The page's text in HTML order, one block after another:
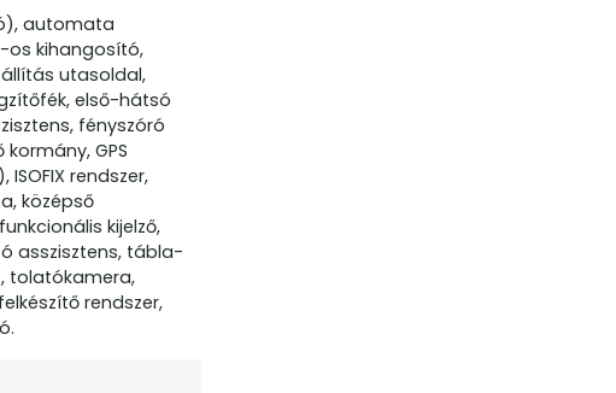
automata
os kihangosító,
utasoldal,
első-hátsó
fényszóró
GPS
rendszer,
középső
kijelző,
asszisztens, tábla-
tolatókamera,
rendszer,